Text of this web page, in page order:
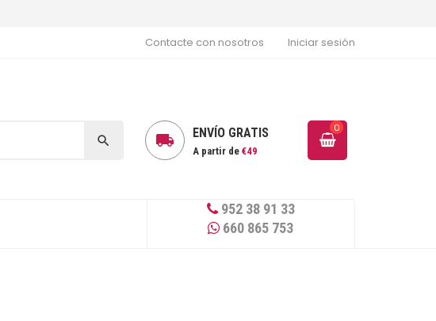
Iniciar sesión
Contacte con nosotros
  ENVÍO GRATIS
A partir de €49
0
952 38 91 33
660 865 753